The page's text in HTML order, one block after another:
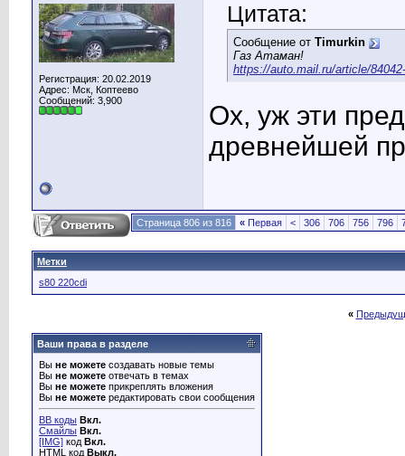
Регистрация: 20.02.2019
Адрес: Мск, Коптеево
Сообщений: 3,900
Цитата:
Сообщение от Timurkin
Газ Атаман!
https://auto.mail.ru/article/
Ох, уж эти
древнейшей
Страница 806 из 816 « Первая < 306 706 756 796
Метки
s80 220cdi
«
Ваши права в разделе
Вы не можете создавать новые темы
Вы не можете отвечать в темах
Вы не можете прикреплять вложения
Вы не можете редактировать свои сообщения
BB коды Вкл.
Смайлы Вкл.
[IMG] код Вкл.
HTML код Выкл.